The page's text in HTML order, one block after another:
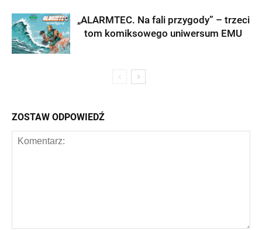
„ALARMTEC. Na fali przygody” – trzeci
tom komiksowego uniwersum EMU
ZOSTAW ODPOWIEDŹ